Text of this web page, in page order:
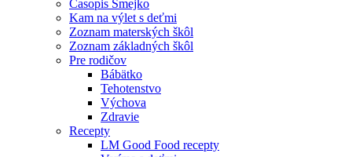
Časopis Smejko
Kam na výlet s deťmi
Zoznam materských škôl
Zoznam základných škôl
Pre rodičov
Bábätko
Tehotenstvo
Výchova
Zdravie
Recepty
LM Good Food recepty